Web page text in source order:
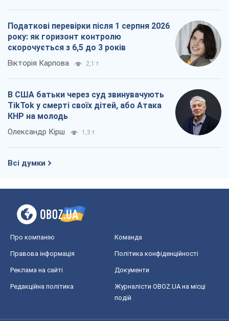
Податкові перевірки після 1 серпня 2026
року: як горизонт контролю
скорочується з 6,5 до 3 років
Вікторія Карпова 2,1 т.
В США батьки через суд звинувачують
TikTok у смерті своїх дітей, або Атака
КНР на молодь
Олександр Кірш 1,3 т.
Всі думки
Про компанію Команда
Правова інформація Політика конфіденційності
Реклама на сайті Документи
Редакційна політика
Журналісти OBOZ.UA на місці
подій